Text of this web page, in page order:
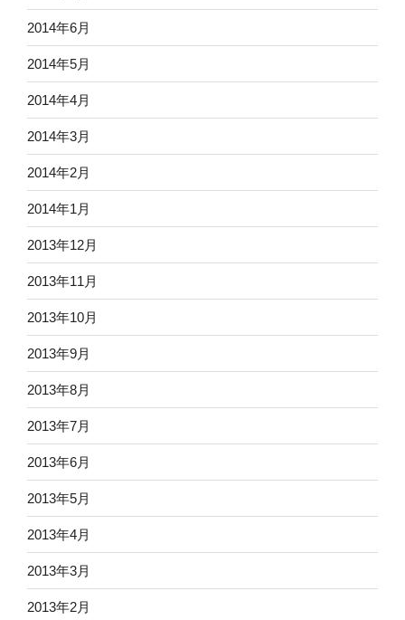
2014年6月
2014年5月
2014年4月
2014年3月
2014年2月
2014年1月
2013年12月
2013年11月
2013年10月
2013年9月
2013年8月
2013年7月
2013年6月
2013年5月
2013年4月
2013年3月
2013年2月